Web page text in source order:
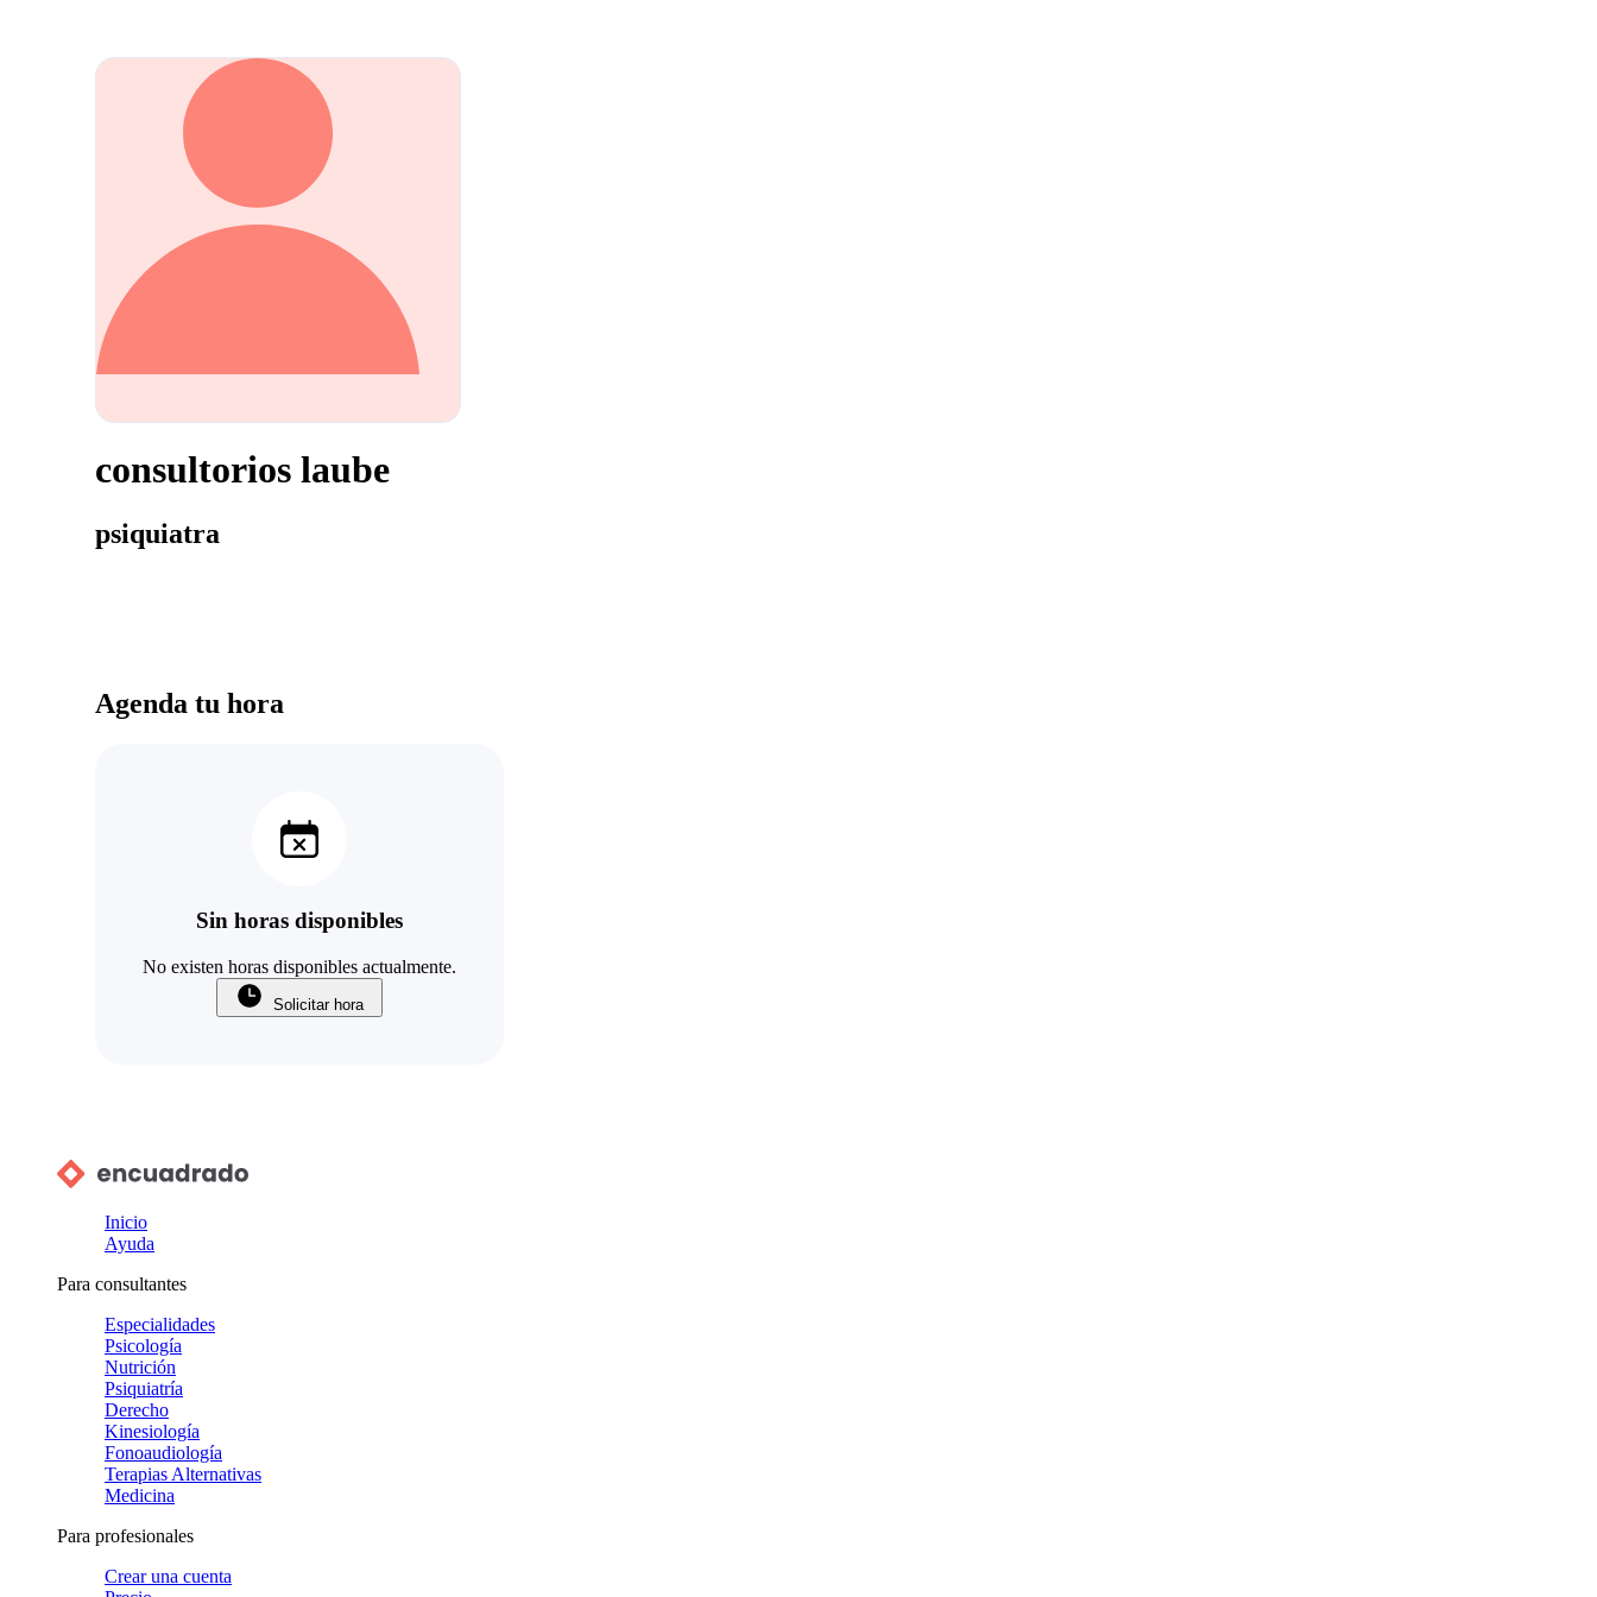
consultorios laube
psiquiatra
Agenda tu hora
Sin horas disponibles
No existen horas disponibles actualmente.
Solicitar hora
Inicio
Ayuda
Para consultantes
Especialidades
Psicología
Nutrición
Psiquiatría
Derecho
Kinesiología
Fonoaudiología
Terapias Alternativas
Medicina
Para profesionales
Crear una cuenta